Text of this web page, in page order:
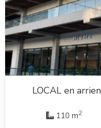
LOCAL en
110 m2